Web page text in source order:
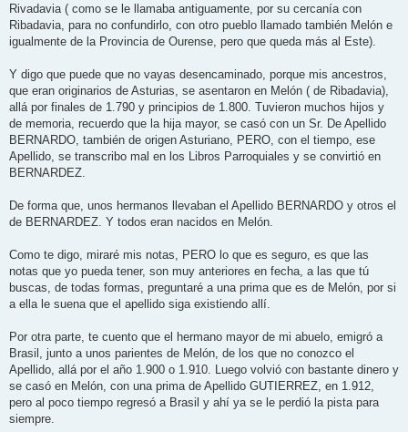
Rivadavia ( como se le llamaba antiguamente, por su cercanía con
Ribadavia, para no confundirlo, con otro pueblo llamado también Melón e
igualmente de la Provincia de Ourense, pero que queda más al Este).
Y digo que puede que no vayas desencaminado, porque mis ancestros,
que eran originarios de Asturias, se asentaron en Melón ( de Ribadavia),
allá por finales de 1.790 y principios de 1.800. Tuvieron muchos hijos y
de memoria, recuerdo que la hija mayor, se casó con un Sr. De Apellido
BERNARDO, también de origen Asturiano, PERO, con el tiempo, ese
Apellido, se transcribo mal en los Libros Parroquiales y se convirtió en
BERNARDEZ.
De forma que, unos hermanos llevaban el Apellido BERNARDO y otros el
de BERNARDEZ. Y todos eran nacidos en Melón.
Como te digo, miraré mis notas, PERO lo que es seguro, es que las
notas que yo pueda tener, son muy anteriores en fecha, a las que tú
buscas, de todas formas, preguntaré a una prima que es de Melón, por si
a ella le suena que el apellido siga existiendo allí.
Por otra parte, te cuento que el hermano mayor de mi abuelo, emigró a
Brasil, junto a unos parientes de Melón, de los que no conozco el
Apellido, allá por el año 1.900 o 1.910. Luego volvió con bastante dinero y
se casó en Melón, con una prima de Apellido GUTIERREZ, en 1.912,
pero al poco tiempo regresó a Brasil y ahí ya se le perdió la pista para
siempre.